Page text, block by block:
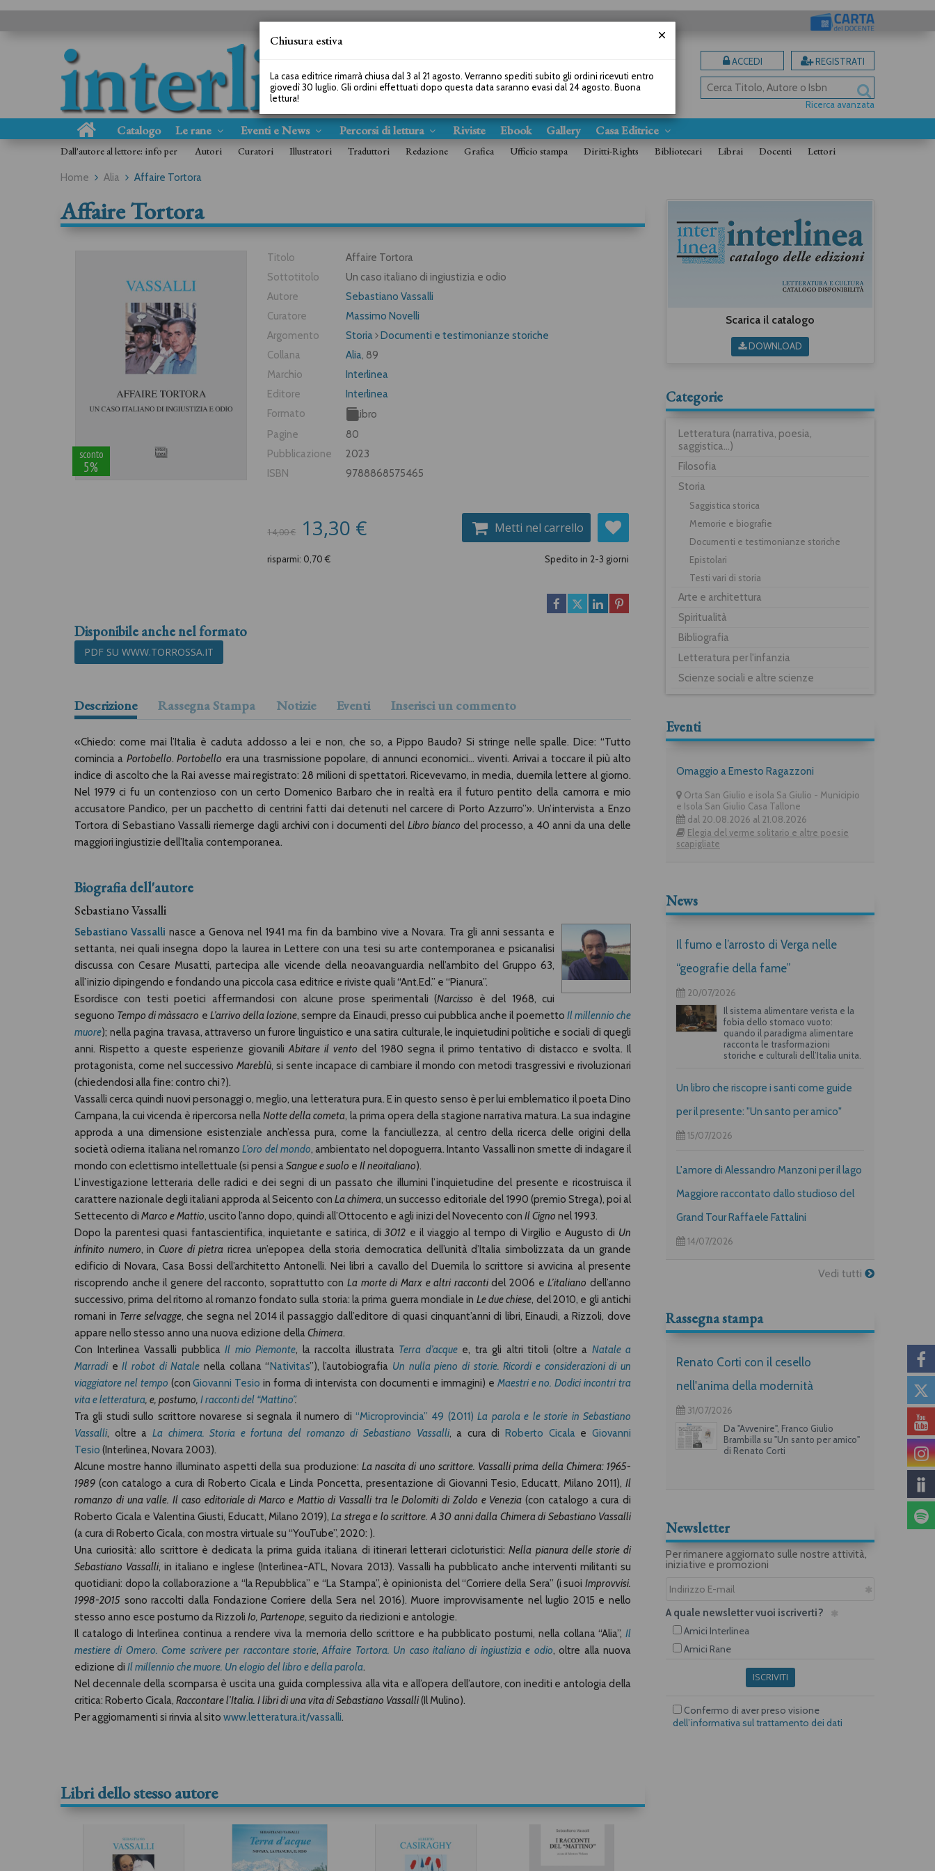
ACCEDI REGISTRATI
Ricerca avanzata
Catalogo Le rane Eventi e News Percorsi di lettura Riviste Ebook Gallery Casa Editrice
Dall'autore al lettore: info per Autori Curatori Illustratori Traduttori Redazione Grafica Ufficio stampa Diritti-Rights Bibliotecari Librai Docenti Lettori
Home Alia Affaire Tortora
Affaire Tortora
sconto
5%
Titolo
Affaire Tortora
Sottotitolo
Un caso italiano di ingiustizia e odio
Autore
Sebastiano Vassalli
Curatore
Massimo Novelli
Argomento
Storia
Documenti e testimonianze storiche
Collana
Alia, 89
Marchio
Interlinea
Editore
Interlinea
Formato
Libro
Pagine
80
Pubblicazione
2023
ISBN
9788868575465
14,00 € 13,30 € Metti nel carrello
risparmi: 0,70 € Spedito in 2-3 giorni
Disponibile anche nel formato
PDF SU WWW.TORROSSA.IT
Descrizione Rassegna Stampa Notizie Eventi Inserisci un commento
«Chiedo: come mai l’Italia è caduta addosso a lei e non, che so, a Pippo Baudo? Si stringe nelle spalle. Dice: “Tutto
comincia a Portobello.Portobello era una trasmissione popolare, di annunci economici... viventi. Arrivai a toccare il più alto
indice di ascolto che la Rai avesse mai registrato: 28 milioni di spettatori. Ricevevamo, in media, duemila lettere al giorno.
Nel 1979 ci fu un contenzioso con un certo Domenico Barbaro che in realtà era il futuro pentito della camorra e mio
accusatore Pandico, per un pacchetto di centrini fatti dai detenuti nel carcere di Porto Azzurro”». Un’intervista a Enzo
Tortora di Sebastiano Vassalli riemerge dagli archivi con i documenti del Libro bianco del processo, a 40 anni da una delle
maggiori ingiustizie dell’Italia contemporanea.
Biografia dell'autore
Sebastiano Vassalli
Sebastiano Vassalli nasce a Genova nel 1941 ma fin da bambino vive a Novara. Tra gli anni sessanta e
settanta, nei quali insegna dopo la laurea in Lettere con una tesi su arte contemporanea e psicanalisi
discussa con Cesare Musatti, partecipa alle vicende della neoavanguardia nell’ambito del Gruppo 63,
all’inizio dipingendo e fondando una piccola casa editrice e riviste quali “Ant.Ed.” e “Pianura”.
Esordisce con testi poetici affermandosi con alcune prose sperimentali (Narcisso è del 1968, cui
seguono Tempo di màssacro e L’arrivo della lozione, sempre da Einaudi, presso cui pubblica anche il poemetto Il millennio che
muore); nella pagina travasa, attraverso un furore linguistico e una satira culturale, le inquietudini politiche e sociali di quegli
anni. Rispetto a queste esperienze giovaniliAbitare il vento del 1980 segna il primo tentativo di distacco e svolta. Il
protagonista, come nel successivo Mareblù, si sente incapace di cambiare il mondo con metodi trasgressivi e rivoluzionari
(chiedendosi alla fine: contro chi?).
Vassalli cerca quindi nuovi personaggi o, meglio, una letteratura pura. E in questo senso è per lui emblematico il poeta Dino
Campana, la cui vicenda è ripercorsa nellaNotte della cometa, la prima opera della stagione narrativa matura. La sua indagine
approda a una dimensione esistenziale anch’essa pura, come la fanciullezza, al centro della ricerca delle origini della
società odierna italiana nel romanzoL’oro del mondo, ambientato nel dopoguerra. Intanto Vassalli non smette di indagare il
mondo con eclettismo intellettuale (si pensi aSangue e suolo e Il neoitaliano).
L’investigazione letteraria delle radici e dei segni di un passato che illumini l’inquietudine del presente e ricostruisca il
carattere nazionale degli italiani approda al Seicento con La chimera, un successo editoriale del 1990 (premio Strega), poi al
Settecento di Marco e Mattio, uscito l’anno dopo, quindi all’Ottocento e agli inizi del Novecento con Il Cigno nel 1993.
Dopo la parentesi quasi fantascientifica, inquietante e satirica, di3012 e il viaggio al tempo di Virgilio e Augusto di Un
infinito numero, in Cuore di pietra ricrea un’epopea della storia democratica dell’unità d’Italia simbolizzata da un grande
edificio di Novara, Casa Bossi dell’architetto Antonelli. Nei libri a cavallo del Duemila lo scrittore si avvicina al presente
riscoprendo anche il genere del racconto, soprattutto conLa morte di Marx e altri raccontidel 2006 eL’italiano dell’anno
successivo, prima del ritorno al romanzo fondato sulla storia: la prima guerra mondiale in Le due chiese, del 2010, e gli antichi
romani in Terre selvagge, che segna nel 2014 il passaggio dall’editore di quasi cinquant’anni di libri, Einaudi, a Rizzoli, dove
appare nello stesso anno una nuova edizione dellaChimera.
Con Interlinea Vassalli pubblica Il mio Piemonte, la raccolta illustrata Terra d’acquee, tra gli altri titoli (oltre a Natale a
MarradieIl robot di Natale nella collana “Nativitas”), l’autobiografia Un nulla pieno di storie. Ricordi e considerazioni di un
viaggiatore nel tempo (conGiovanni Tesioin forma di intervista con documenti e immagini) e Maestri e no. Dodici incontri tra
vita e letteratura, e, postumo, I racconti del “Mattino”.
Tra gli studi sullo scrittore novarese si segnala il numero di “Microprovincia” 49 (2011)La parola e le storie in Sebastiano
Vassalli, oltre a La chimera. Storia e fortuna del romanzo di Sebastiano Vassalli, a cura diRoberto CicalaeGiovanni
Tesio (Interlinea, Novara 2003).
Alcune mostre hanno illuminato aspetti della sua produzione: La nascita di uno scrittore. Vassalli prima della Chimera: 1965-
1989 (con catalogo a cura di Roberto Cicala e Linda Poncetta, presentazione di Giovanni Tesio, Educatt, Milano 2011), Il
romanzo di una valle. Il caso editoriale di Marco e Mattio di Vassalli tra le Dolomiti di Zoldo e Venezia (con catalogo a cura di
Roberto Cicala e Valentina Giusti, Educatt, Milano 2019), La strega e lo scrittore. A 30 anni dalla Chimera di Sebastiano Vassalli
(a cura di Roberto Cicala, con mostra virtuale su “YouTube”, 2020: ).
Una curiosità: allo scrittore è dedicata la prima guida italiana di itinerari letterari cicloturistici:Nella pianura delle storie di
Sebastiano Vassalli, in italiano e inglese (Interlinea-ATL, Novara 2013). Vassalli ha pubblicato anche interventi militanti su
quotidiani: dopo la collaborazione a “la Repubblica” e “La Stampa”, è opinionista del “Corriere della Sera” (i suoi Improvvisi.
1998-2015 sono raccolti dalla Fondazione Corriere della Sera nel 2016). Muore improvvisamente nel luglio 2015 e nello
stesso anno esce postumo da Rizzoli Io, Partenope, seguito da riedizioni e antologie.
Il catalogo di Interlinea continua a rendere viva la memoria dello scrittore e ha pubblicato postumi, nella collana “Alia”, Il
mestiere di Omero. Come scrivere per raccontare storie,Affaire Tortora. Un caso italiano di ingiustizia e odio, oltre alla nuova
edizione di Il millennio che muore. Un elogio del libro e della parola.
Nel decennale della scomparsa è uscita una guida complessiva alla vita e all’opera dell’autore, con inediti e antologia della
critica: Roberto Cicala, Raccontare l’Italia. I libri di una vita di Sebastiano Vassalli(Il Mulino).
Per aggiornamenti si rinvia al sito www.letteratura.it/vassalli.
Libri dello stesso autore
Scarica il catalogo
DOWNLOAD
Categorie
Letteratura (narrativa, poesia,
saggistica...)
Filosofia
Storia
Saggistica storica
Memorie e biografie
Documenti e testimonianze storiche
Epistolari
Testi vari di storia
Arte e architettura
Spiritualità
Bibliografia
Letteratura per l'infanzia
Scienze sociali e altre scienze
Eventi
Omaggio a Ernesto Ragazzoni
Orta San Giulio e isola Sa Giulio - Municipio
e Isola San Giulio Casa Tallone
dal 20.08.2026 al 21.08.2026
Elegia del verme solitario e altre poesie
scapigliate
News
Il fumo e l’arrosto di Verga nelle
“geografie della fame”
20/07/2026
Il sistema alimentare verista e la
fobia dello stomaco vuoto:
quando il paradigma alimentare
racconta le trasformazioni
storiche e culturali dell’Italia unita.
Un libro che riscopre i santi come guide
per il presente: "Un santo per amico"
15/07/2026
L'amore di Alessandro Manzoni per il lago
Maggiore raccontato dallo studioso del
Grand Tour Raffaele Fattalini
14/07/2026
Vedi tutti
Rassegna stampa
Renato Corti con il cesello
nell'anima della modernità
31/07/2026
Da "Avvenire", Franco Giulio
Brambilla su "Un santo per amico"
di Renato Corti
Newsletter
Per rimanere aggiornato sulle nostre attività,
iniziative e promozioni
A quale newsletter vuoi iscriverti?
Amici Interlinea
Amici Rane
ISCRIVITI
Confermo di aver preso visione
dell’informativa sul trattamento dei dati
Chiusura estiva
La casa editrice rimarrà chiusa dal 3 al 21 agosto. Verranno spediti subito gli ordini ricevuti entro
giovedì 30 luglio. Gli ordini effettuati dopo questa data saranno evasi dal 24 agosto. Buona
lettura!